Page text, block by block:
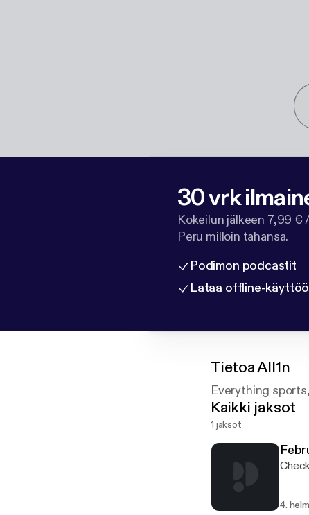
30 vrk
Kokeilun jälkeen 7,99 €
Peru milloin tahansa.
Podimon podcastit
Lataa offline-
TietoaAll1n
Everything
Kaikki jaksot
1 jaksot
4.